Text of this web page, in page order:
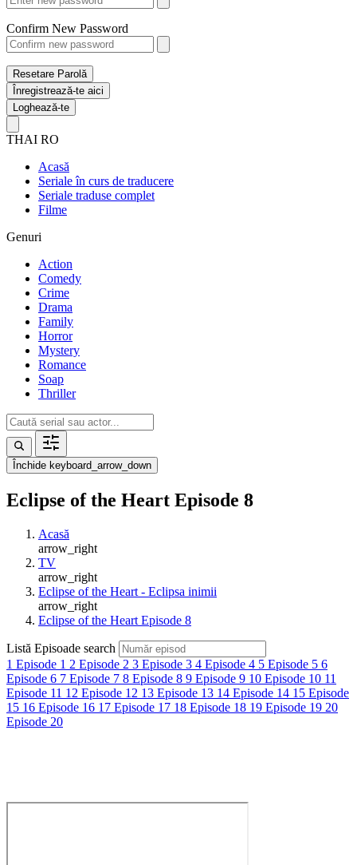
Confirm New Password
Resetare Parolă
Înregistrează-te aici
Loghează-te
THAI RO
Acasă
Seriale în curs de traducere
Seriale traduse complet
Filme
Genuri
Action
Comedy
Crime
Drama
Family
Horror
Mystery
Romance
Soap
Thriller
Închide keyboard_arrow_down
Eclipse of the Heart Episode 8
Acasă
arrow_right
TV
arrow_right
Eclipse of the Heart - Eclipsa inimii
arrow_right
Eclipse of the Heart Episode 8
Listă Episoade search
1 Episode 1 2 Episode 2 3 Episode 3 4 Episode 4 5 Episode 5 6
Episode 6 7 Episode 7 8 Episode 8 9 Episode 9 10 Episode 10 11
Episode 11 12 Episode 12 13 Episode 13 14 Episode 14 15 Episode
15 16 Episode 16 17 Episode 17 18 Episode 18 19 Episode 19 20
Episode 20